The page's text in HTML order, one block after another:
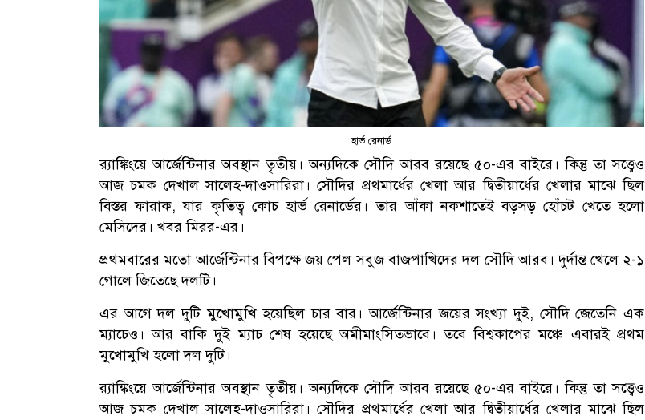
হার্ভ রেনার্ড
র‍্যাঙ্কিংয়ে আর্জেন্টিনার অবস্থান তৃতীয়। অন্যদিকে সৌদি আরব রয়েছে ৫০-এর বাইরে। কিন্তু তা সত্ত্বেও
আজ চমক দেখাল সালেহ-দাওসারিরা। সৌদির প্রথমার্ধের খেলা আর দ্বিতীয়ার্ধের খেলার মাঝে ছিল
বিস্তর ফারাক, যার কৃতিত্ব কোচ হার্ভ রেনার্ডের। তার আঁকা নকশাতেই বড়সড় হোঁচট খেতে হলো
মেসিদের। খবর মিরর-এর।
প্রথমবারের মতো আর্জেন্টিনার বিপক্ষে জয় পেল সবুজ বাজপাখিদের দল সৌদি আরব। দুর্দান্ত খেলে ২-১
গোলে জিতেছে দলটি।
এর আগে দল দুটি মুখোমুখি হয়েছিল চার বার। আর্জেন্টিনার জয়ের সংখ্যা দুই, সৌদি জেতেনি এক
ম্যাচেও। আর বাকি দুই ম্যাচ শেষ হয়েছে অমীমাংসিতভাবে। তবে বিশ্বকাপের মঞ্চে এবারই প্রথম
মুখোমুখি হলো দল দুটি।
র‍্যাঙ্কিংয়ে আর্জেন্টিনার অবস্থান তৃতীয়। অন্যদিকে সৌদি আরব রয়েছে ৫০-এর বাইরে। কিন্তু তা সত্ত্বেও
আজ চমক দেখাল সালেহ-দাওসারিরা। সৌদির প্রথমার্ধের খেলা আর দ্বিতীয়ার্ধের খেলার মাঝে ছিল